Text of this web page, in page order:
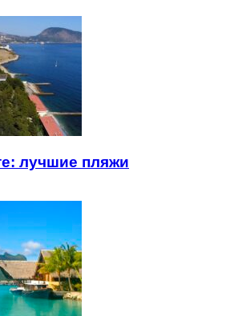
лучшие пляжи